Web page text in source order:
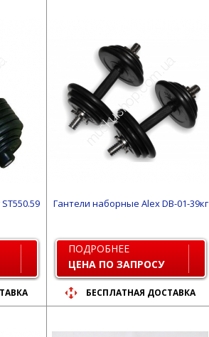
Гантели наборные Alex DB-01-39кг
ПОДРОБНЕЕ
ЦЕНА ПО ЗАПРОСУ
БЕСПЛАТНАЯ ДОСТАВКА